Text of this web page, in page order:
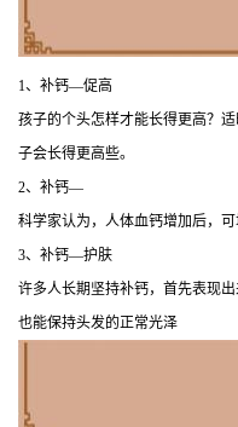
1、补钙—促高
孩子的个头怎样才能长得更高？
子会长得更高些。
2、补钙—
科学家认为，人体血钙增加后，
3、补钙—护肤
许多人长期坚持补钙，首先表现
也能保持头发的正常光泽